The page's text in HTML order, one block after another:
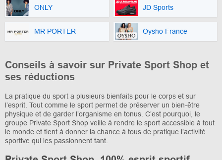
ONLY JD Sports
MR PORTER Oysho France
Conseils à savoir sur Private Sport Shop et
ses réductions
La pratique du sport a plusieurs bienfaits pour le corps et sur
l’esprit. Tout comme le sport permet de préserver un bien-être
physique et de garder l’organisme en tonus. C’est pourquoi, le
groupe Private Sport Shop veille à rendre le sport accessible à tout
le monde et tient à donner la chance à tous de pratique l’activité
sportive qui les passionnent tant.